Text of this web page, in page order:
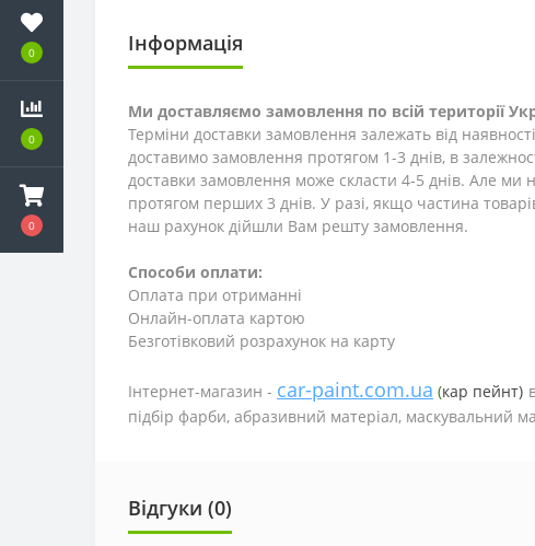
0
0
0
Інформація
Ми доставляємо замовлення по всій території
Терміни доставки замовлення залежать від
доставимо замовлення протягом 1-3 днів, в
доставки замовлення може скласти 4-5 днів. Але ми
протягом перших 3 днів. У разі, якщо частина
наш рахунок дійшли Вам решту замовлення.
Способи оплати:
Оплата при отриманні
Онлайн-оплата картою
Безготівковий розрахунок на карту
Інтернет-магазин - car-paint.com.ua (кар пейнт)
підбір фарби, абразивний матеріал, маскувальний
Відгуки (0)